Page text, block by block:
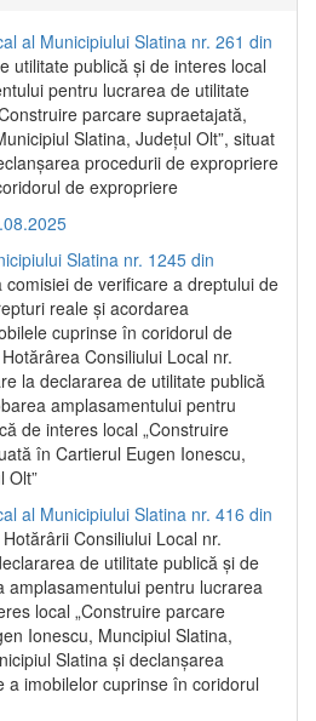
al Municipiului Slatina nr. 261 din
utilitate publică și de interes local
pentru lucrarea de utilitate
parcare supraetajată,
Slatina, Județul Olt”, situat
procedurii de expropriere
de expropriere
Slatina nr. 1245 din
comisiei de verificare a dreptului de
reale și acordarea
cuprinse în coridorul de
Consiliului Local nr.
la declararea de utilitate publică
amplasamentului pentru
de interes local „Construire
în Cartierul Eugen Ionescu,
Olt”
al Municipiului Slatina nr. 416 din
Consiliului Local nr.
de utilitate publică și de
amplasamentului pentru lucrarea
local „Construire parcare
Ionescu, Muncipiul Slatina,
Slatina și declanșarea
a imobilelor cuprinse în coridorul